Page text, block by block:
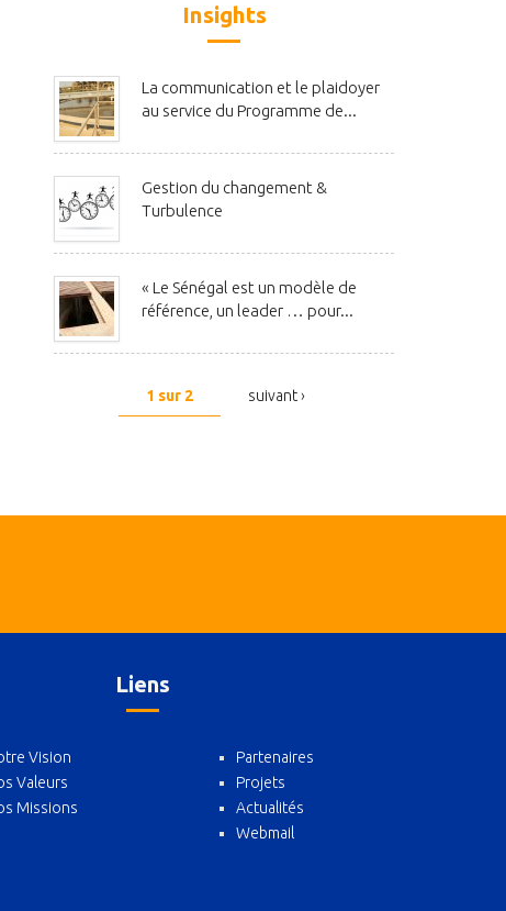
Insights
La communication et le plaidoyer
au service du Programme de...
Gestion du changement &
Turbulence
« Le Sénégal est un modèle de
référence, un leader … pour...
1 sur 2 suivant ›
Liens
Vision
Valeurs
Missions
Partenaires
Projets
Actualités
Webmail